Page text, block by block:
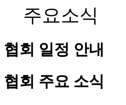
주요소식
협회 일정 안내
협회 주요 소식